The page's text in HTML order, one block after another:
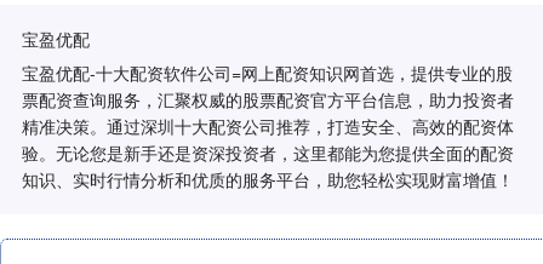
宝盈优配
宝盈优配-十大配资软件公司=网上配资知识网首选，提供专业的股
票配资查询服务，汇聚权威的股票配资官方平台信息，助力投资者
精准决策。通过深圳十大配资公司推荐，打造安全、高效的配资体
验。无论您是新手还是资深投资者，这里都能为您提供全面的配资
知识、实时行情分析和优质的服务平台，助您轻松实现财富增值！